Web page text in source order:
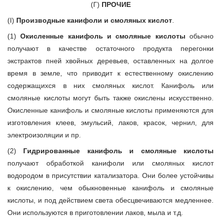
(Г) ПРОЧИЕ
(I) Производные канифоли и смоляных кислот
(1)Окисленные канифоль и смоляные кислотыобычно
получают в качестве остаточного продукта перегонки
экстрактов пней хвойных деревьев, оставленных на долгое
время в земле, что приводит к естественному окислению
содержащихся в них смоляных кислот. Канифоль или
смоляные кислоты могут быть также окислены искусственно.
Окисленные канифоль и смоляные кислоты применяются для
изготовления клеев, эмульсий, лаков, красок, чернил, для
электроизоляции и пр.
(2) Гидрированные канифоль и смоляные кислоты
получают обработкой канифоли или смоляных кислот
водородом в присутствии катализатора. Они более устойчивы
к окислению, чем обыкновенные канифоль и смоляные
кислоты, и под действием света обесцвечиваются медленнее.
Они используются в приготовлении лаков, мыла и т.д.